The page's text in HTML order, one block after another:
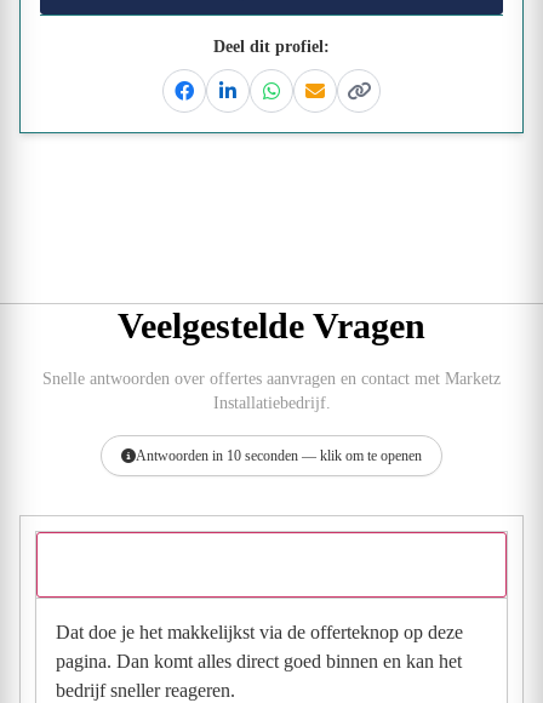
Deel dit profiel:
FacebookLinkedinWhatsapp
EmailKopieer link
Veelgestelde Vragen
Snelle antwoorden over offertes aanvragen en contact met Marketz
Installatiebedrijf.
Antwoorden in 10 seconden — klik om te openen
Dat doe je het makkelijkst via de offerteknop op deze
pagina. Dan komt alles direct goed binnen en kan het
bedrijf sneller reageren.